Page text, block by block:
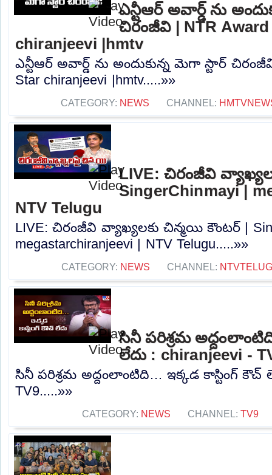
ఎన్టీఆర్ అవార్డ్ ను
చిరంజీవి | NTR Award
chiranjeevi |hmtv
ఎన్టీఆర్ అవార్డ్ ను అందుకున్న మెగా స్టార్
Star chiranjeevi |hmtv.....»»
CATEGORY: NEWS CHANNEL:
LIVE: చిరంజీవి
SingerChinmayi |
NTV Telugu
LIVE: చిరంజీవి వ్యాఖ్యలకు చిన్మయి కౌంటర్ |
megastarchiranjeevi | NTV Telugu.....»»
CATEGORY: NEWS CHANNEL:
సినీ పరిశ్రమ
లేదు : chiranjeevi -
సినీ పరిశ్రమ అద్దంలాంటిది… ఇక్కడ కాస్టింగ్ కౌచ్
TV9.....»»
CATEGORY: NEWS CHANNEL: TV9